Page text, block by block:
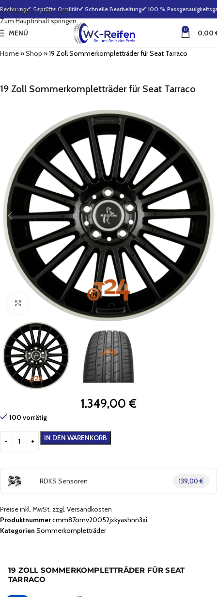
Zur Navigation springen
Zum Hauptinhalt springen
✔ Geprüfte Qualität✔ Schnelle Bearbeitung✔ 100 %
MENÜ 0 0,00
Home»Shop »19 Zoll Sommerkompletträder für Seat Tarraco
19 Zoll Sommerkompletträder für Seat Tarraco
Zum Vergrößern klicken
1.349,00 €
100 vorrätig
IN DEN WARENKORB
RDKS Sensoren 139,00 €
Preise inkl. MwSt. zzgl. Versandkosten
Produktnummercmm87omv20052jxkyashnn3xi
Kategorien Sommerkompletträder
19 ZOLL SOMMERKOMPLETTRÄDER FÜR SEAT
TARRACO